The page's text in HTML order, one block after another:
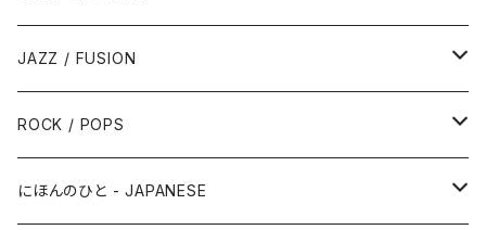
JAZZ / FUSION
ピアノ - Piano
サックス - Saxophone
ROCK / POPS
50s-60s POPULAR VOCAL / OLDIES
にほんのひと - JAPANESE